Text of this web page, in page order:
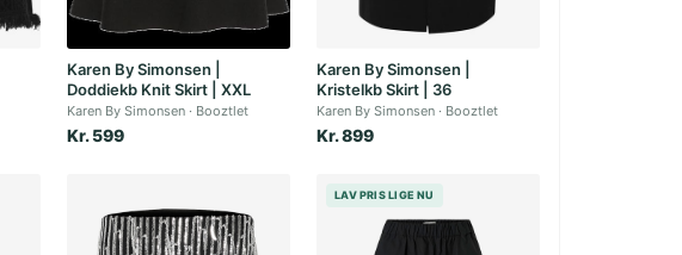
Karen By Simonsen |
Doddiekb Knit Skirt | XXL
Karen By Simonsen Booztlet
Kr. 599
Karen By Simonsen |
Kristelkb Skirt | 36
Karen By Simonsen Booztlet
Kr. 899
LAV PRIS LIGE NU